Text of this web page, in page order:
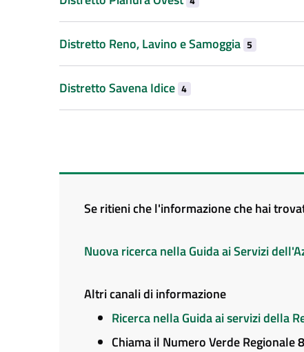
Distretto Reno, Lavino e Samoggia 5
Distretto Savena Idice 4
Se ritieni che l'informazione che hai
Nuova ricerca nella Guida ai Servizi
Altri canali di informazione
Ricerca nella Guida ai servizi della
Chiama il Numero Verde Regionale